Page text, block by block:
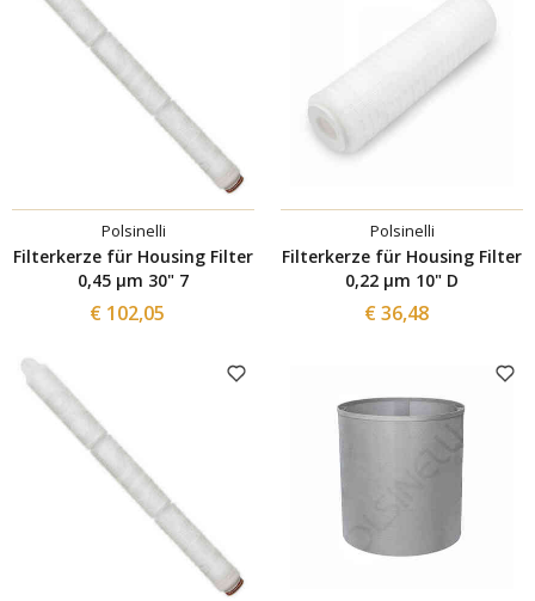
Polsinelli
Filterkerze für Housing Filter
0,45 µm 30" 7
€ 102,05
Polsinelli
Filterkerze für Housing Filter
0,22 µm 10" D
€ 36,48